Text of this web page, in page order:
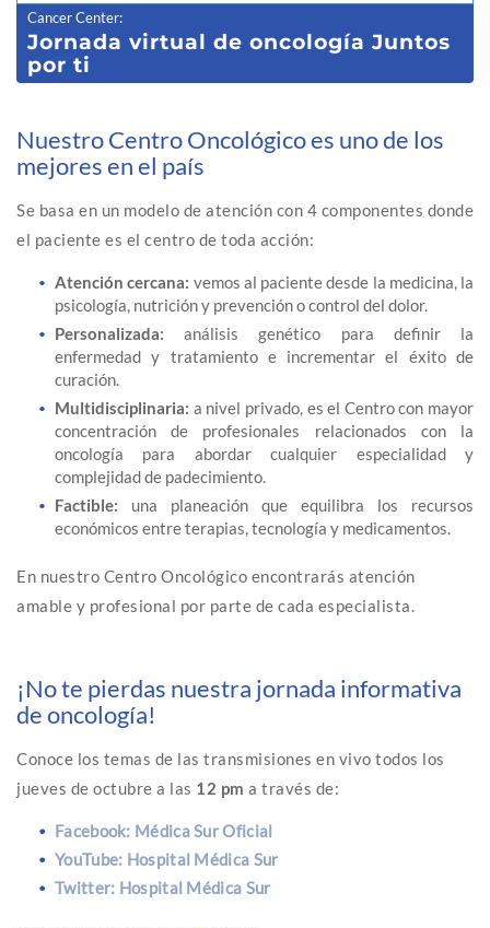
Cancer Center:
Jornada virtual de oncología Juntos
por ti
Nuestro Centro Oncológico es uno de los
mejores en el país
Se basa en un modelo de atención con 4 componentes donde
el paciente es el centro de toda acción:
Atención cercana: vemos al paciente desde la medicina, la
psicología, nutrición y prevención o control del dolor.
Personalizada: análisis genético para definir la
enfermedad y tratamiento e incrementar el éxito de
curación.
Multidisciplinaria: a nivel privado, es el Centro con mayor
concentración de profesionales relacionados con la
oncología para abordar cualquier especialidad y
complejidad de padecimiento.
Factible: una planeación que equilibra los recursos
económicos entre terapias, tecnología y medicamentos.
En nuestro Centro Oncológico encontrarás atención
amable y profesional por parte de cada especialista.
¡No te pierdas nuestra jornada informativa
de oncología!
Conoce los temas de las transmisiones en vivo todos los
jueves de octubre a las 12 pm a través de:
Facebook: Médica Sur Oficial
YouTube: Hospital Médica Sur
Twitter: Hospital Médica Sur